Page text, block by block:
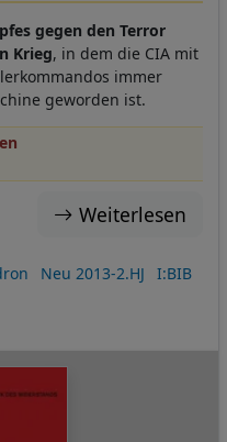
gegen den Terror
Krieg, in dem die CIA mit
immer
geworden ist.
Weiterlesen
Neu 2013-2.HJ
I:BIB